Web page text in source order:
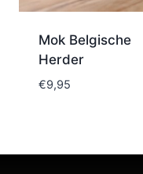
Mok Belgische
Herder
€9,95